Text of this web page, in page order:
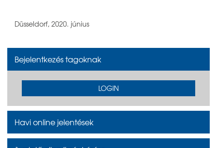
Düsseldorf, 2020. június
Bejelentkezés tagoknak
LOGIN
Havi online jelentések